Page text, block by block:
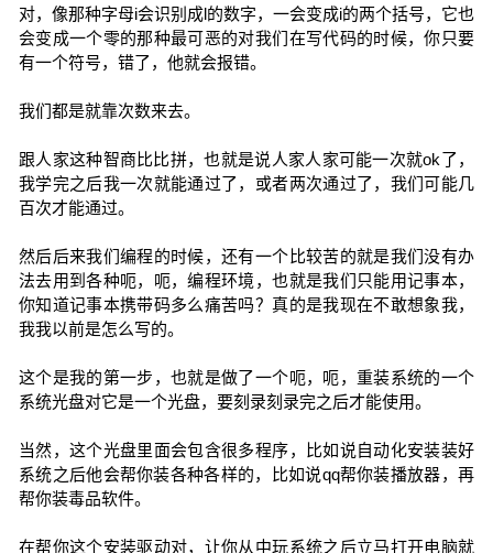
对，像那种字母i会识别成l的数字，一会变成i的两个括号，它也
会变成一个零的那种最可恶的对我们在写代码的时候，你只要
有一个符号，错了，他就会报错。
我们都是就靠次数来去。
跟人家这种智商比比拼，也就是说人家人家可能一次就ok了，
我学完之后我一次就能通过了，或者两次通过了，我们可能几
百次才能通过。
然后后来我们编程的时候，还有一个比较苦的就是我们没有办
法去用到各种呃，呃，编程环境，也就是我们只能用记事本，
你知道记事本携带码多么痛苦吗？真的是我现在不敢想象我，
我我以前是怎么写的。
这个是我的第一步，也就是做了一个呃，呃，重装系统的一个
系统光盘对它是一个光盘，要刻录刻录完之后才能使用。
当然，这个光盘里面会包含很多程序，比如说自动化安装装好
系统之后他会帮你装各种各样的，比如说qq帮你装播放器，再
帮你装毒品软件。
在帮你这个安装驱动对，让你从中玩系统之后立马打开电脑就